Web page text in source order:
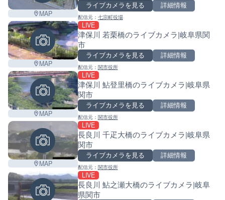
MAP
ライブカメラを見る 詳細情報
配信元： 七宗町役場
MAP
LIVE
津保川 若栗橋のライブカメラ|岐阜県関
市
ライブカメラを見る 詳細情報
配信元： 関市役所
MAP
LIVE
津保川 鮎登里橋のライブカメラ|岐阜県
関市
ライブカメラを見る 詳細情報
配信元： 関市役所
MAP
LIVE
長良川 千疋大橋のライブカメラ|岐阜県
関市
ライブカメラを見る 詳細情報
配信元： 関市役所
LIVE
長良川 鮎之瀬大橋のライブカメラ|岐阜
県関市